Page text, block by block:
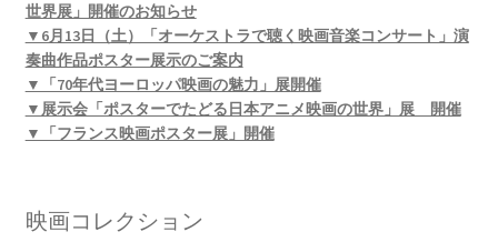
世界展」開催のお知らせ
▼6月13日（土）「オーケストラで聴く映画音楽コンサート」演
奏曲作品ポスター展示のご案内
▼「70年代ヨーロッパ映画の魅力」展開催
▼展示会「ポスターでたどる日本アニメ映画の世界」展 開催
▼「フランス映画ポスター展」開催
映画コレクション